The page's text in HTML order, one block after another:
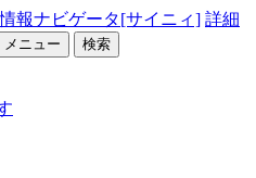
報ナビゲータ[サイニィ] 詳細
メニュー 検索